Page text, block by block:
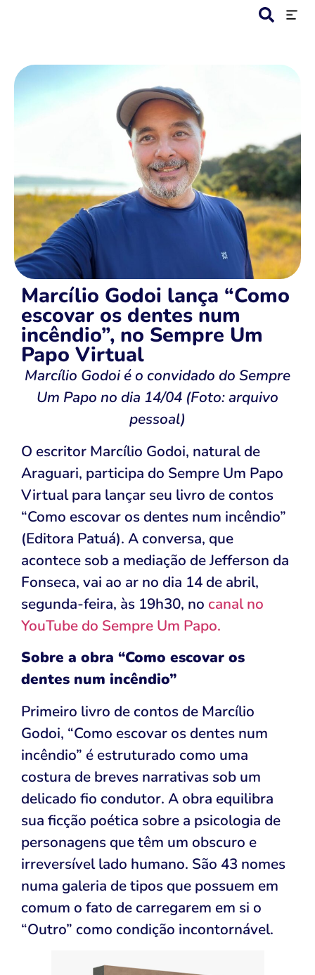
Marcílio Godoi lança “Como
escovar os dentes num
incêndio”, no Sempre Um
Papo Virtual
Marcílio Godoi é o convidado do Sempre
Um Papo no dia 14/04 (Foto: arquivo
pessoal)
O escritor Marcílio Godoi, natural de
Araguari, participa do Sempre Um Papo
Virtual para lançar seu livro de contos
“Como escovar os dentes num incêndio”
(Editora Patuá). A conversa, que
acontece sob a mediação de Jefferson da
Fonseca, vai ao ar no dia 14 de abril,
segunda-feira, às 19h30, no canal no
YouTube do Sempre Um Papo.
Sobre a obra “Como escovar os
dentes num incêndio”
Primeiro livro de contos de Marcílio
Godoi, “Como escovar os dentes num
incêndio” é estruturado como uma
costura de breves narrativas sob um
delicado fio condutor. A obra equilibra
sua ficção poética sobre a psicologia de
personagens que têm um obscuro e
irreversível lado humano. São 43 nomes
numa galeria de tipos que possuem em
comum o fato de carregarem em si o
“Outro” como condição incontornável.